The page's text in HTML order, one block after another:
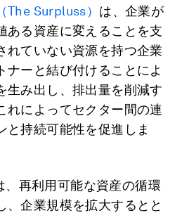
The Surpluss） は、企業が
ある資産に変えることを支
れていない資源を持つ企業
ナーと結び付けることによ
生み出し、排出量を削減す
れによってセクター間の連
と持続可能性を促進しま
、再利用可能な資産の循環
、企業規模を拡大するとと